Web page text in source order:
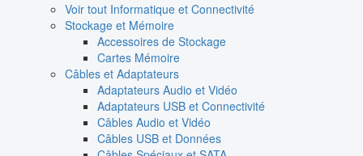
Voir tout Informatique et Connectivité
Stockage et Mémoire
Accessoires de Stockage
Cartes Mémoire
Câbles et Adaptateurs
Adaptateurs Audio et Vidéo
Adaptateurs USB et Connectivité
Câbles Audio et Vidéo
Câbles USB et Données